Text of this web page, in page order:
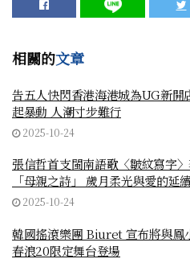
相關的文章
告五人快閃香港海港城為UG新開
起暴動 人潮寸步難行
2025-10-24
張信哲首支閩南語歌〈皺紋寫字
「母親之詩」 歲月柔光與愛的延
2025-10-24
韓國搖滾樂團 Biuret 宣布將與鳳
春浪20限定舞台登場